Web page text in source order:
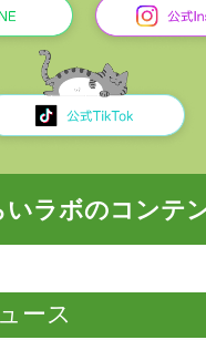
いラボのコンテ
ース